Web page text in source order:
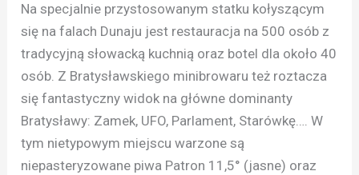
Na specjalnie przystosowanym statku kołyszącym
się na falach Dunaju jest restauracja na 500 osób z
tradycyjną słowacką kuchnią oraz botel dla około 40
osób. Z Bratysławskiego minibrowaru też roztacza
się fantastyczny widok na główne dominanty
Bratysławy: Zamek, UFO, Parlament, Starówkę…. W
tym nietypowym miejscu warzone są
niepasteryzowane piwa Patron 11,5° (jasne) oraz